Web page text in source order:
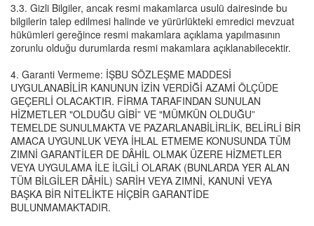
3.3. Gizli Bilgiler, ancak resmi makamlarca usulü dairesinde bu
bilgilerin talep edilmesi halinde ve yürürlükteki emredici mevzuat
hükümleri gereğince resmi makamlara açıklama yapılmasının
zorunlu olduğu durumlarda resmi makamlara açıklanabilecektir.
4. Garanti Vermeme: İŞBU SÖZLEŞME MADDESİ
UYGULANABİLİR KANUNUN İZİN VERDİĞİ AZAMİ ÖLÇÜDE
GEÇERLİ OLACAKTIR. FİRMA TARAFINDAN SUNULAN
HİZMETLER "OLDUĞU GİBİ” VE "MÜMKÜN OLDUĞU”
TEMELDE SUNULMAKTA VE PAZARLANABİLİRLİK, BELİRLİ BİR
AMACA UYGUNLUK VEYA İHLAL ETMEME KONUSUNDA TÜM
ZIMNİ GARANTİLER DE DÂHİL OLMAK ÜZERE HİZMETLER
VEYA UYGULAMA İLE İLGİLİ OLARAK (BUNLARDA YER ALAN
TÜM BİLGİLER DÂHİL) SARİH VEYA ZIMNİ, KANUNİ VEYA
BAŞKA BİR NİTELİKTE HİÇBİR GARANTİDE
BULUNMAMAKTADIR.